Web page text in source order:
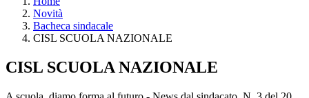
Novità
Bacheca sindacale
CISL SCUOLA NAZIONALE
CISL SCUOLA NAZIONALE